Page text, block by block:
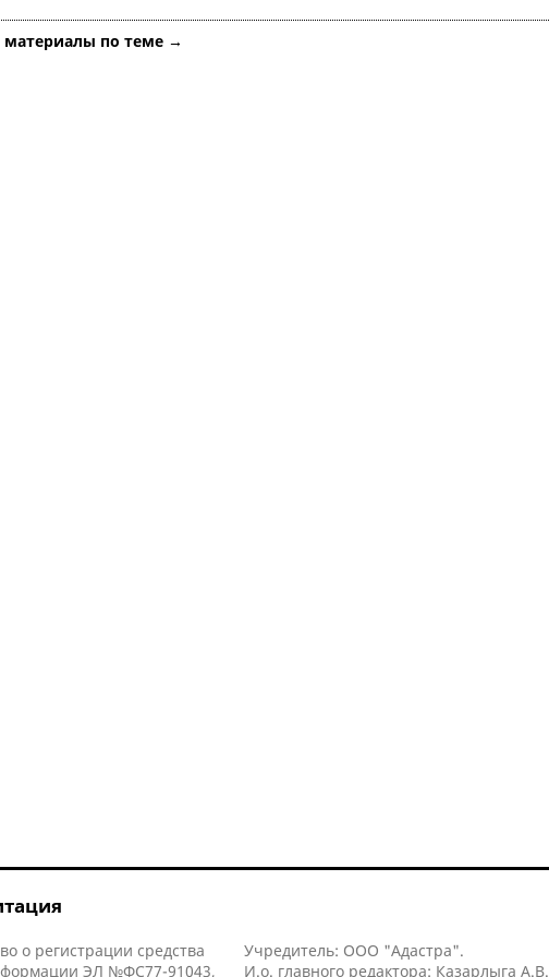
материалы по теме →
о регистрации средства
ЭЛ №ФС77-91043,
Учредитель: ООО "Адастра".
И.о. главного редактора: Казарлыга А.В.